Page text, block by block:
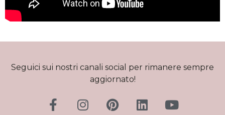
Seguici sui nostri canali social per rimanere sempre
aggiornato!